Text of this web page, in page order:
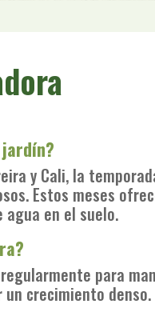
y Cali, la
Estos meses
en el suelo.
para
crecimiento denso.